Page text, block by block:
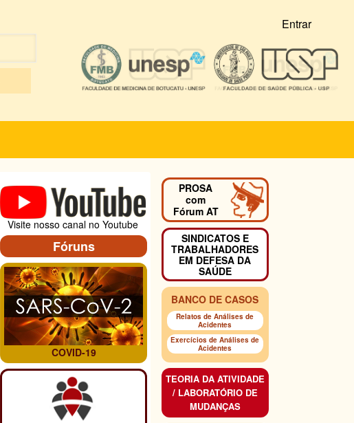
Entrar
Visite nosso canal no Youtube
Fóruns
COVID-19
PROSA
com
Fórum AT
SINDICATOS E
TRABALHADORES
EM DEFESA DA
SAÚDE
BANCO DE CASOS
Relatos de Análises de
Acidentes
Exercícios de Análises de
Acidentes
TEORIA DA ATIVIDADE
/ LABORATÓRIO DE
MUDANÇAS